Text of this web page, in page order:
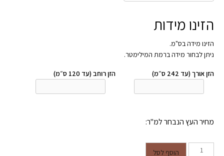
הזינו מידות
הזינו מידה בס"מ.
ניתן לבחור מידה ברמת המילימטר.
הזן אורך (עד 242 ס״מ) הזן רוחב (עד 120 ס״מ)
מחיר העץ הנבחר למ"ר:
כמות של משרביה דגם איתן
הוסף לסל